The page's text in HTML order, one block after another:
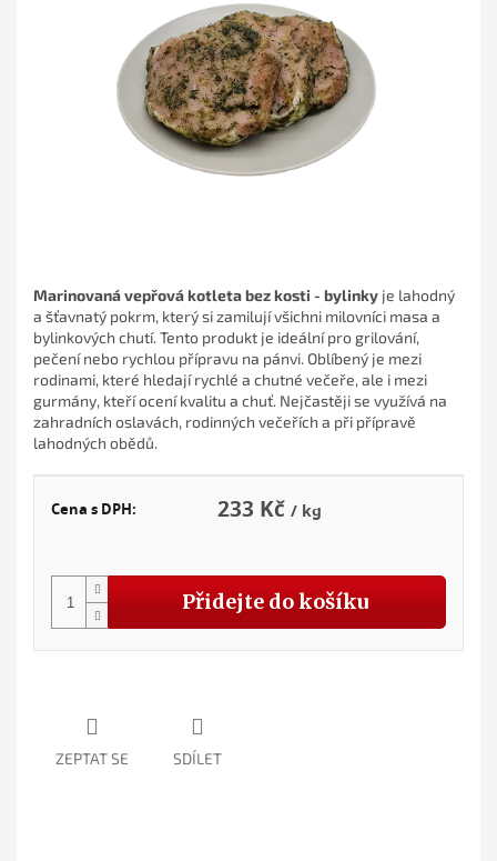
233 Kč
Cena s DPH: / kg
Přidejte do košíku
Marinovaná vepřová kotleta bez kosti - bylinky je lahodný
a šťavnatý pokrm, který si zamilují všichni milovníci masa a
bylinkových chutí. Tento produkt je ideální pro grilování,
pečení nebo rychlou přípravu na pánvi. Oblíbený je mezi
rodinami, které hledají rychlé a chutné večeře, ale i mezi
gurmány, kteří ocení kvalitu a chuť. Nejčastěji se využívá na
zahradních oslavách, rodinných večeřích a při přípravě
lahodných obědů.
ZEPTAT SE SDÍLET